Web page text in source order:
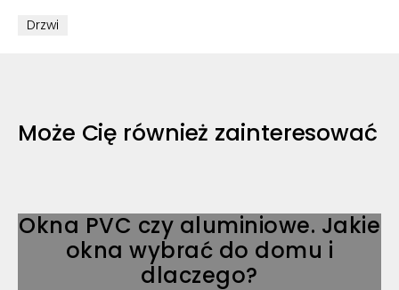
Drzwi
Może Cię również zainteresować
Okna PVC czy aluminiowe. Jakie
okna wybrać do domu i
dlaczego?